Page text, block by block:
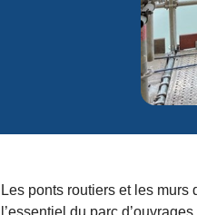
Les ponts routiers et les
l’essentiel du parc